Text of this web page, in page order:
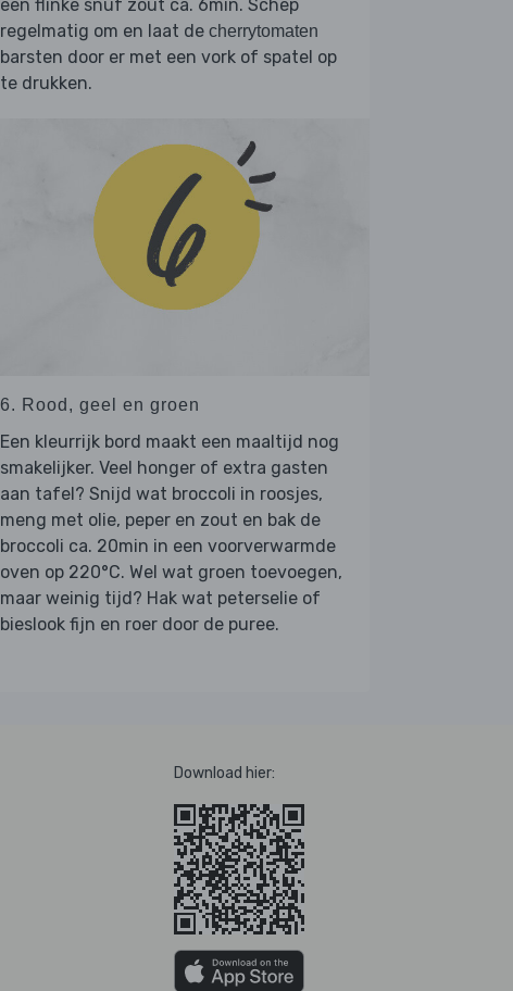
een flinke snuf zout ca. 6min. Schep
regelmatig om en laat de cherrytomaten
barsten door er met een vork of spatel op
te drukken.
6. Rood, geel en groen
Een kleurrijk bord maakt een maaltijd nog
smakelijker. Veel honger of extra gasten
aan tafel? Snijd wat broccoli in roosjes,
meng met olie, peper en zout en bak de
broccoli ca. 20min in een voorverwarmde
oven op 220°C. Wel wat groen toevoegen,
maar weinig tijd? Hak wat peterselie of
bieslook fijn en roer door de puree.
Download hier: